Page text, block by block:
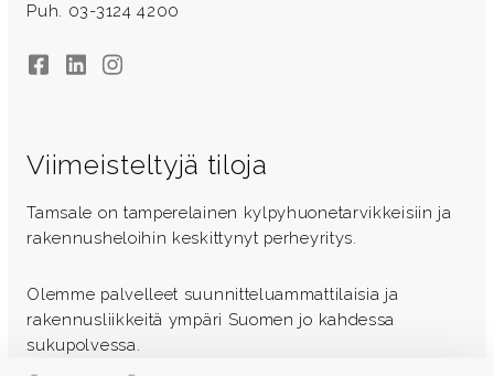
Puh. 03-3124 4200
FacebookLinkedInInstagram
Viimeisteltyjä tiloja
Tamsale on tamperelainen kylpyhuonetarvikkeisiin ja
rakennusheloihin keskittynyt perheyritys.
Olemme palvelleet suunnitteluammattilaisia ja
rakennusliikkeitä ympäri Suomen jo kahdessa
sukupolvessa.